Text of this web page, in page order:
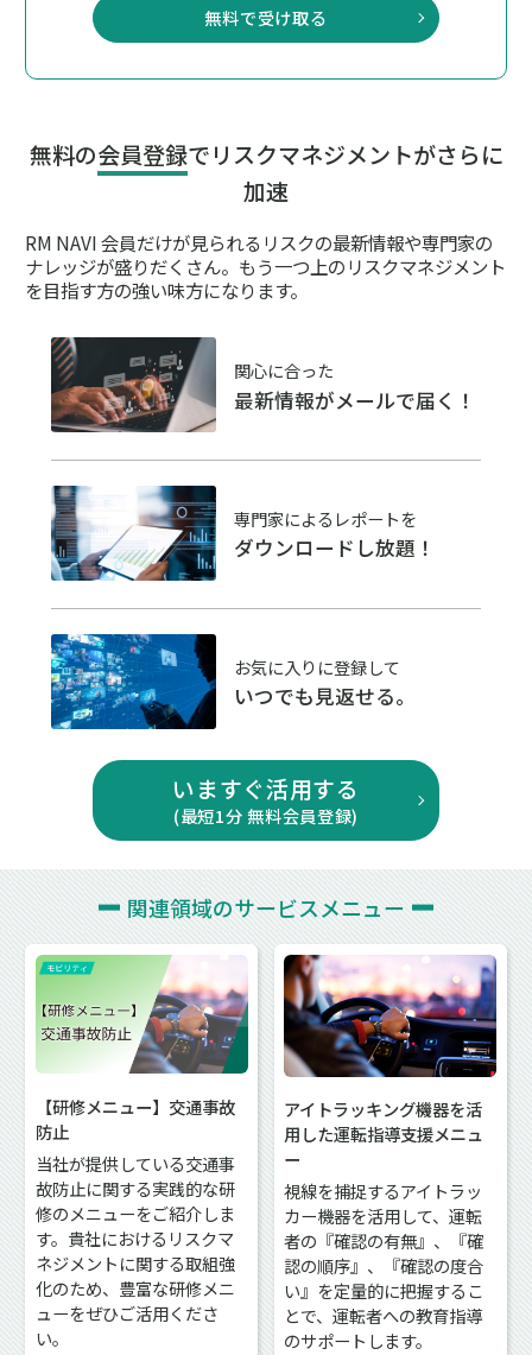
無料で受け取る
無料の会員登録でリスクマネジメントがさらに
加速
RM NAVI 会員だけが見られるリスクの最新情報や専門家の
ナレッジが盛りだくさん。 もう一つ上のリスクマネジメント
を目指す方の強い味方になります。
関心に合った
最新情報がメールで届く！
専門家によるレポートを
ダウンロードし放題！
お気に入りに登録して
いつでも見返せる。
いますぐ活用する
(最短1分 無料会員登録)
関連領域のサービスメニュー
【研修メニュー】交通事故
防止
当社が提供している交通事
故防止に関する実践的な研
修のメニューをご紹介しま
す。貴社におけるリスクマ
ネジメントに関する取組強
化のため、豊富な研修メニ
ューをぜひご活用くださ
い。
アイトラッキング機器を活
用した運転指導支援メニュ
ー
視線を捕捉するアイトラッ
カー機器を活用して、運転
者の『確認の有無』、『確
認の順序』、『確認の度合
い』を定量的に把握するこ
とで、運転者への教育指導
のサポートします。